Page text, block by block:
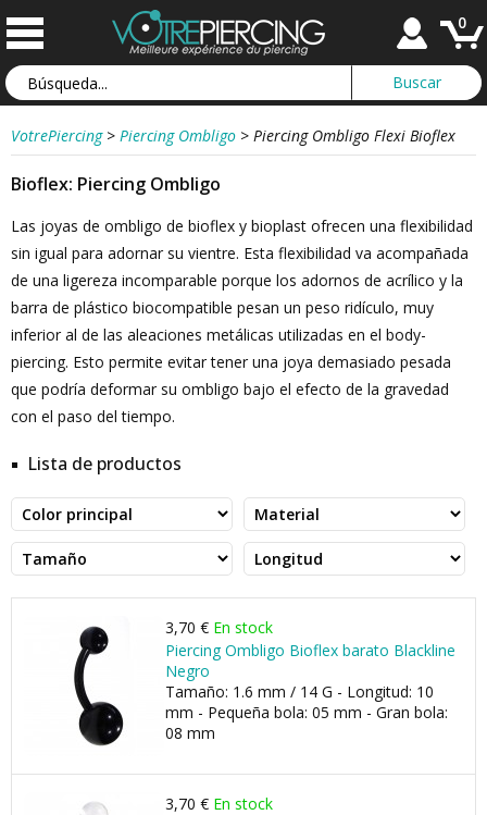
0
VotrePiercing > Piercing Ombligo > Piercing Ombligo Flexi Bioflex
Bioflex: Piercing Ombligo
Las joyas de ombligo de bioflex y bioplast ofrecen una flexibilidad
sin igual para adornar su vientre. Esta flexibilidad va acompañada
de una ligereza incomparable porque los adornos de acrílico y la
barra de plástico biocompatible pesan un peso ridículo, muy
inferior al de las aleaciones metálicas utilizadas en el body-
piercing. Esto permite evitar tener una joya demasiado pesada
que podría deformar su ombligo bajo el efecto de la gravedad
con el paso del tiempo.
Lista de productos
3,70 € En stock
Piercing Ombligo Bioflex barato Blackline
Negro
Tamaño: 1.6 mm / 14 G - Longitud: 10
mm - Pequeña bola: 05 mm - Gran bola:
08 mm
3,70 € En stock